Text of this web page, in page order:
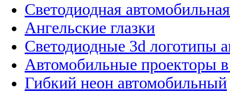
Светодиодная
Ангельские глазки
Светодиодные 3d логотипы
Автомобильные проекторы
Гибкий неон автомобильный